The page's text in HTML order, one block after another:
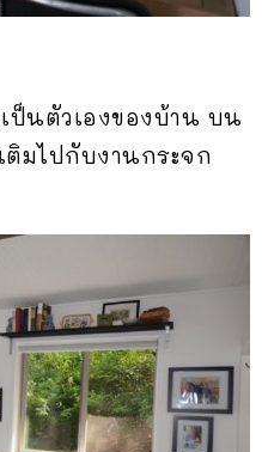
ป็นตัวเองของบ้าน บน
ติมไปกับงานกระจก